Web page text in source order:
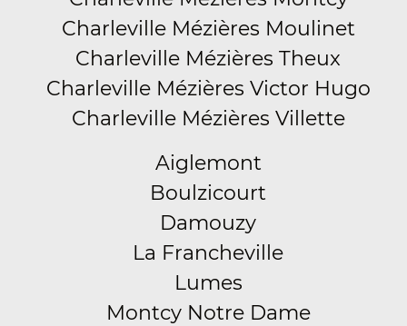
Charleville Mézières Moulinet
Charleville Mézières Theux
Charleville Mézières Victor Hugo
Charleville Mézières Villette
Aiglemont
Boulzicourt
Damouzy
La Francheville
Lumes
Montcy Notre Dame